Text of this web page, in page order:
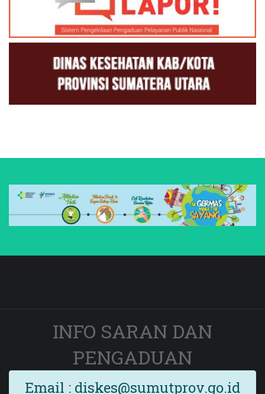
INFO SARAN DAN
PENGADUAN
Email : diskes@sumutprov.go.id